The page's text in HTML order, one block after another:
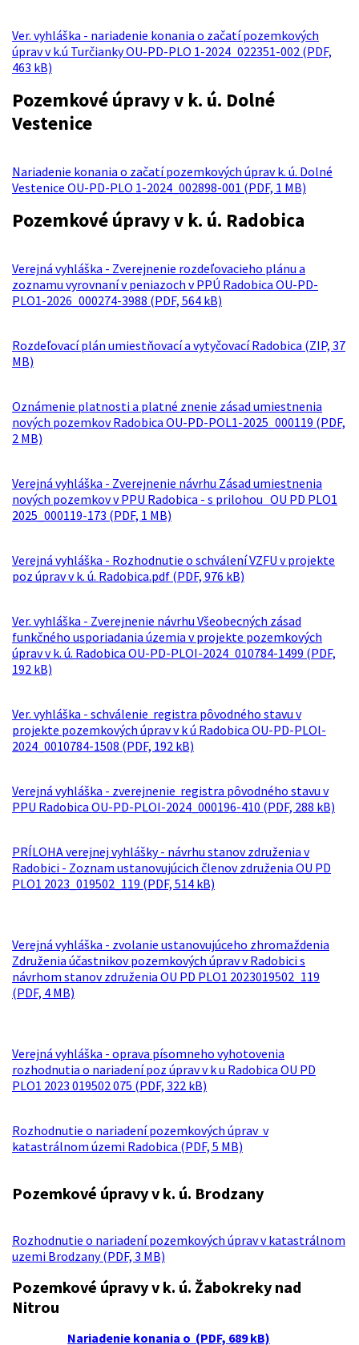
Ver. vyhláška - nariadenie konania o začatí pozemkových
úprav v k.ú Turčianky OU-PD-PLO 1-2024_022351-002 (PDF,
463 kB)
Pozemkové úpravy v k. ú. Dolné
Vestenice
Nariadenie konania o začatí pozemkových úprav k. ú. Dolné
Vestenice OU-PD-PLO 1-2024_002898-001 (PDF, 1 MB)
Pozemkové úpravy v k. ú. Radobica
Verejná vyhláška - Zverejnenie rozdeľovacieho plánu a
zoznamu vyrovnaní v peniazoch v PPÚ Radobica OU-PD-
PLO1-2026_000274-3988 (PDF, 564 kB)
Rozdeľovací plán umiestňovací a vytyčovací Radobica (ZIP, 37
MB)
Oznámenie platnosti a platné znenie zásad umiestnenia
nových pozemkov Radobica OU-PD-POL1-2025_000119 (PDF,
2 MB)
Verejná vyhláška - Zverejnenie návrhu Zásad umiestnenia
nových pozemkov v PPU Radobica - s prilohou OU PD PLO1
2025_000119-173 (PDF, 1 MB)
Verejná vyhláška - Rozhodnutie o schválení VZFU v projekte
poz úprav v k. ú. Radobica.pdf (PDF, 976 kB)
Ver. vyhláška - Zverejnenie návrhu Všeobecných zásad
funkčného usporiadania územia v projekte pozemkových
úprav v k. ú. Radobica OU-PD-PLOI-2024_010784-1499 (PDF,
192 kB)
Ver. vyhláška - schválenie registra pôvodného stavu v
projekte pozemkových úprav v k ú Radobica OU-PD-PLOl-
2024_0010784-1508 (PDF, 192 kB)
Verejná vyhláška - zverejnenie registra pôvodného stavu v
PPU Radobica OU-PD-PLOI-2024_000196-410 (PDF, 288 kB)
PRÍLOHA verejnej vyhlášky - návrhu stanov združenia v
Radobici - Zoznam ustanovujúcich členov združenia OU PD
PLO1 2023_019502_119 (PDF, 514 kB)
Verejná vyhláška - zvolanie ustanovujúceho zhromaždenia
Združenia účastnikov pozemkových úprav v Radobici s
návrhom stanov združenia OU PD PLO1 2023019502_119
(PDF, 4 MB)
Verejná vyhláška - oprava písomneho vyhotovenia
rozhodnutia o nariadení poz úprav v k u Radobica OU PD
PLO1 2023 019502 075 (PDF, 322 kB)
Rozhodnutie o nariadení pozemkových úprav v
katastrálnom územi Radobica (PDF, 5 MB)
Pozemkové úpravy v k. ú. Brodzany
Rozhodnutie o nariadení pozemkových úprav v katastrálnom
uzemi Brodzany (PDF, 3 MB)
Pozemkové úpravy v k. ú. Žabokreky nad
Nitrou
Nariadenie konania o (PDF, 689 kB)